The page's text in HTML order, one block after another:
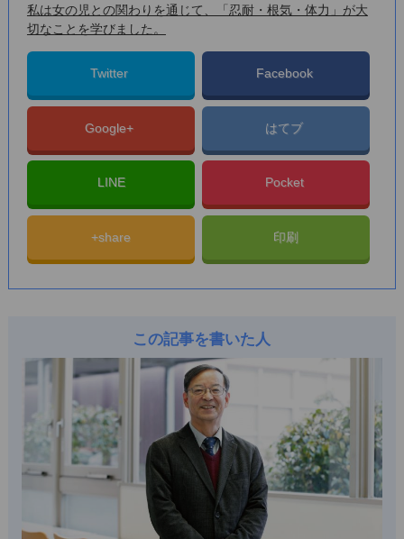
私は女の児との関わりを通じて、「忍耐・根気・体力」が大
切なことを学びました。
Twitter Facebook
Google+ はてブ
LINE Pocket
+share 印刷
この記事を書いた人